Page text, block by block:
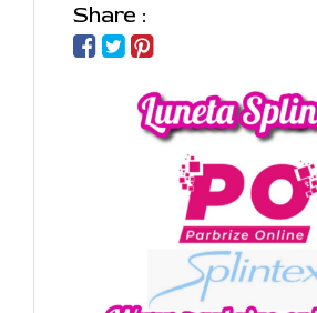
Share :